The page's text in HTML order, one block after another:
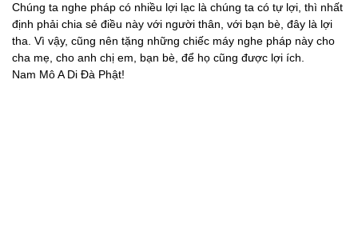
Chúng ta nghe pháp có nhiều lợi lạc là chúng ta có tự lợi, thì nhất
định phải chia sẻ điều này với người thân, với bạn bè, đây là lợi
tha. Vì vậy, cũng nên tặng những chiếc máy nghe pháp này cho
cha mẹ, cho anh chị em, bạn bè, để họ cũng được lợi ích.
Nam Mô A Di Đà Phật!